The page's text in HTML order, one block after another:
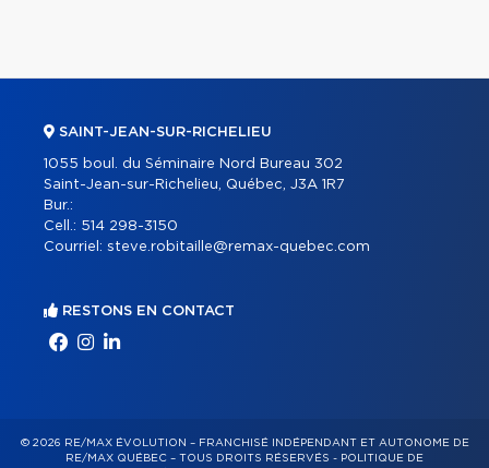
SAINT-JEAN-SUR-RICHELIEU
1055 boul. du Séminaire Nord Bureau 302
Saint-Jean-sur-Richelieu, Québec, J3A 1R7
Bur.:
Cell.: 514 298-3150
Courriel: steve.robitaille@remax-quebec.com
RESTONS EN CONTACT
© 2026 RE/MAX ÉVOLUTION – FRANCHISÉ INDÉPENDANT ET AUTONOME DE
RE/MAX QUÉBEC – TOUS DROITS RÉSERVÉS - POLITIQUE DE